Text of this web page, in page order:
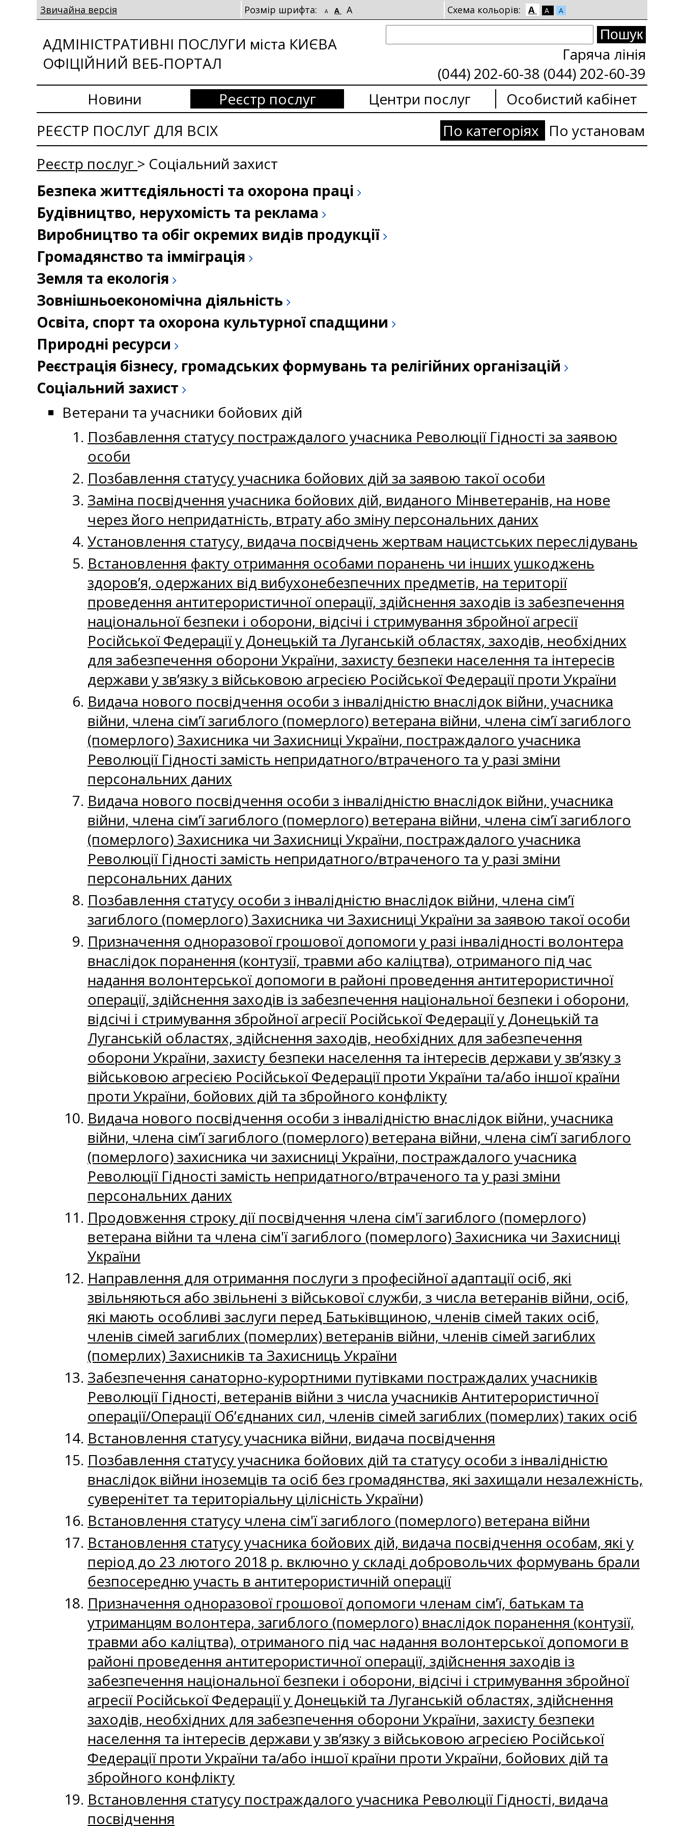
Звичайна версія Розмір шрифта: A A A Схема кольорів: A A A
АДМІНІСТРАТИВНІ ПОСЛУГИ міста КИЄВА
ОФІЦІЙНИЙ ВЕБ-ПОРТАЛ
Гаряча лінія
(044) 202-60-38 (044) 202-60-39
Новини
Реєстр послуг Центри послуг
Особистий кабінет
По категоріях
По установам
РЕЄСТР ПОСЛУГ ДЛЯ ВСІХ
Реєстр послуг > Соціальний захист
Безпека життєдіяльності та охорона праці
Будівництво, нерухомість та реклама
Виробництво та обіг окремих видів продукції
Громадянство та імміграція
Земля та екологія
Зовнішньоекономічна діяльність
Освіта, спорт та охорона культурної спадщини
Природні ресурси
Реєстрація бізнесу, громадських формувань та релігійних організацій
Соціальний захист
Ветерани та учасники бойових дій
Позбавлення статусу постраждалого учасника Революції Гідності за заявою
особи
Позбавлення статусу учасника бойових дій за заявою такої особи
Заміна посвідчення учасника бойових дій, виданого Мінветеранів, на нове
через його непридатність, втрату або зміну персональних даних
Установлення статусу, видача посвідчень жертвам нацистських переслідувань
Встановлення факту отримання особами поранень чи інших ушкоджень
здоров’я, одержаних від вибухонебезпечних предметів, на території
проведення антитерористичної операції, здійснення заходів із забезпечення
національної безпеки і оборони, відсічі і стримування збройної агресії
Російської Федерації у Донецькій та Луганській областях, заходів, необхідних
для забезпечення оборони України, захисту безпеки населення та інтересів
держави у зв’язку з військовою агресією Російської Федерації проти України
Видача нового посвідчення особи з інвалідністю внаслідок війни, учасника
війни, члена сім’ї загиблого (померлого) ветерана війни, члена сім’ї загиблого
(померлого) Захисника чи Захисниці України, постраждалого учасника
Революції Гідності замість непридатного/втраченого та у разі зміни
персональних даних
Видача нового посвідчення особи з інвалідністю внаслідок війни, учасника
війни, члена сім’ї загиблого (померлого) ветерана війни, члена сім’ї загиблого
(померлого) Захисника чи Захисниці України, постраждалого учасника
Революції Гідності замість непридатного/втраченого та у разі зміни
персональних даних
Позбавлення статусу особи з інвалідністю внаслідок війни, члена сім’ї
загиблого (померлого) Захисника чи Захисниці України за заявою такої особи
Призначення одноразової грошової допомоги у разі інвалідності волонтера
внаслідок поранення (контузії, травми або каліцтва), отриманого під час
надання волонтерської допомоги в районі проведення антитерористичної
операції, здійснення заходів із забезпечення національної безпеки і оборони,
відсічі і стримування збройної агресії Російської Федерації у Донецькій та
Луганській областях, здійснення заходів, необхідних для забезпечення
оборони України, захисту безпеки населення та інтересів держави у зв’язку з
військовою агресією Російської Федерації проти України та/або іншої країни
проти України, бойових дій та збройного конфлікту
Видача нового посвідчення особи з інвалідністю внаслідок війни, учасника
війни, члена сім’ї загиблого (померлого) ветерана війни, члена сім’ї загиблого
(померлого) захисника чи захисниці України, постраждалого учасника
Революції Гідності замість непридатного/втраченого та у разі зміни
персональних даних
Продовження строку дії посвідчення члена сім'ї загиблого (померлого)
ветерана війни та члена сім'ї загиблого (померлого) Захисника чи Захисниці
України
Направлення для отримання послуги з професійної адаптації осіб, які
звільняються або звільнені з військової служби, з числа ветеранів війни, осіб,
які мають особливі заслуги перед Батьківщиною, членів сімей таких осіб,
членів сімей загиблих (померлих) ветеранів війни, членів сімей загиблих
(померлих) Захисників та Захисниць України
Забезпечення санаторно-курортними путівками постраждалих учасників
Революції Гідності, ветеранів війни з числа учасників Антитерористичної
операції/Операції Об’єднаних сил, членів сімей загиблих (померлих) таких осіб
Встановлення статусу учасника війни, видача посвідчення
Позбавлення статусу учасника бойових дій та статусу особи з інвалідністю
внаслідок війни іноземців та осіб без громадянства, які захищали незалежність,
суверенітет та територіальну цілісність України)
Встановлення статусу члена сім'ї загиблого (померлого) ветерана війни
Встановлення статусу учасника бойових дій, видача посвідчення особам, які у
період до 23 лютого 2018 р. включно у складі добровольчих формувань брали
безпосередню участь в антитерористичній операції
Призначення одноразової грошової допомоги членам сім’ї, батькам та
утриманцям волонтера, загиблого (померлого) внаслідок поранення (контузії,
травми або каліцтва), отриманого під час надання волонтерської допомоги в
районі проведення антитерористичної операції, здійснення заходів із
забезпечення національної безпеки і оборони, відсічі і стримування збройної
агресії Російської Федерації у Донецькій та Луганській областях, здійснення
заходів, необхідних для забезпечення оборони України, захисту безпеки
населення та інтересів держави у зв’язку з військовою агресією Російської
Федерації проти України та/або іншої країни проти України, бойових дій та
збройного конфлікту
Встановлення статусу постраждалого учасника Революції Гідності, видача
посвідчення